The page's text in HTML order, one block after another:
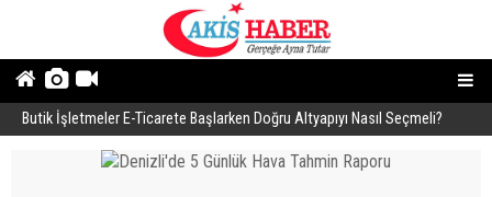
Butik İşletmeler E-Ticarete Başlarken Doğru Altyapıyı Nasıl Seçmeli?